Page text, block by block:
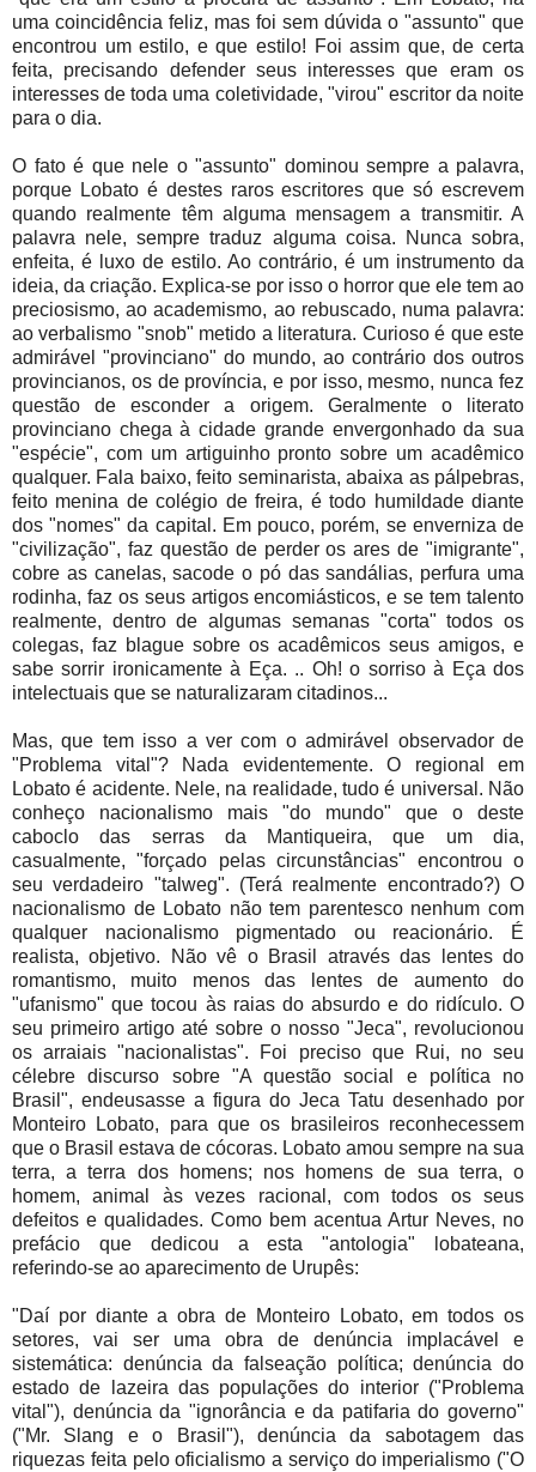
uma coincidência feliz, mas foi sem dúvida o "assunto" que
encontrou um estilo, e que estilo! Foi assim que, de certa
feita, precisando defender seus interesses que eram os
interesses de toda uma coletividade, "virou" escritor da noite
para o dia.
O fato é que nele o "assunto" dominou sempre a palavra,
porque Lobato é destes raros escritores que só escrevem
quando realmente têm alguma mensagem a transmitir. A
palavra nele, sempre traduz alguma coisa. Nunca sobra,
enfeita, é luxo de estilo. Ao contrário, é um instrumento da
ideia, da criação. Explica-se por isso o horror que ele tem ao
preciosismo, ao academismo, ao rebuscado, numa palavra:
ao verbalismo "snob" metido a literatura. Curioso é que este
admirável "provinciano" do mundo, ao contrário dos outros
provincianos, os de província, e por isso, mesmo, nunca fez
questão de esconder a origem. Geralmente o literato
provinciano chega à cidade grande envergonhado da sua
"espécie", com um artiguinho pronto sobre um acadêmico
qualquer. Fala baixo, feito seminarista, abaixa as pálpebras,
feito menina de colégio de freira, é todo humildade diante
dos "nomes" da capital. Em pouco, porém, se enverniza de
"civilização", faz questão de perder os ares de "imigrante",
cobre as canelas, sacode o pó das sandálias, perfura uma
rodinha, faz os seus artigos encomiásticos, e se tem talento
realmente, dentro de algumas semanas "corta" todos os
colegas, faz blague sobre os acadêmicos seus amigos, e
sabe sorrir ironicamente à Eça. .. Oh! o sorriso à Eça dos
intelectuais que se naturalizaram citadinos...
Mas, que tem isso a ver com o admirável observador de
"Problema vital"? Nada evidentemente. O regional em
Lobato é acidente. Nele, na realidade, tudo é universal. Não
conheço nacionalismo mais "do mundo" que o deste
caboclo das serras da Mantiqueira, que um dia,
casualmente, "forçado pelas circunstâncias" encontrou o
seu verdadeiro "talweg". (Terá realmente encontrado?) O
nacionalismo de Lobato não tem parentesco nenhum com
qualquer nacionalismo pigmentado ou reacionário. É
realista, objetivo. Não vê o Brasil através das lentes do
romantismo, muito menos das lentes de aumento do
"ufanismo" que tocou às raias do absurdo e do ridículo. O
seu primeiro artigo até sobre o nosso "Jeca", revolucionou
os arraiais "nacionalistas". Foi preciso que Rui, no seu
célebre discurso sobre "A questão social e política no
Brasil", endeusasse a figura do Jeca Tatu desenhado por
Monteiro Lobato, para que os brasileiros reconhecessem
que o Brasil estava de cócoras. Lobato amou sempre na sua
terra, a terra dos homens; nos homens de sua terra, o
homem, animal às vezes racional, com todos os seus
defeitos e qualidades. Como bem acentua Artur Neves, no
prefácio que dedicou a esta "antologia" lobateana,
referindo-se ao aparecimento de Urupês:
"Daí por diante a obra de Monteiro Lobato, em todos os
setores, vai ser uma obra de denúncia implacável e
sistemática: denúncia da falseação política; denúncia do
estado de lazeira das populações do interior ("Problema
vital"), denúncia da "ignorância e da patifaria do governo"
("Mr. Slang e o Brasil"), denúncia da sabotagem das
riquezas feita pelo oficialismo a serviço do imperialismo ("O